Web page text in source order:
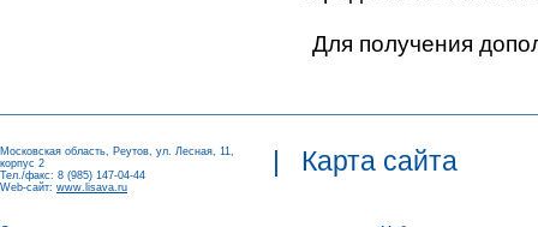
Для получения
Московская область, Реутов, ул. Лесная, 11,
корпус 2
Тел./факс: 8 (985) 147-04-44
Web-сайт: www.lisava.ru
| Карта сайта